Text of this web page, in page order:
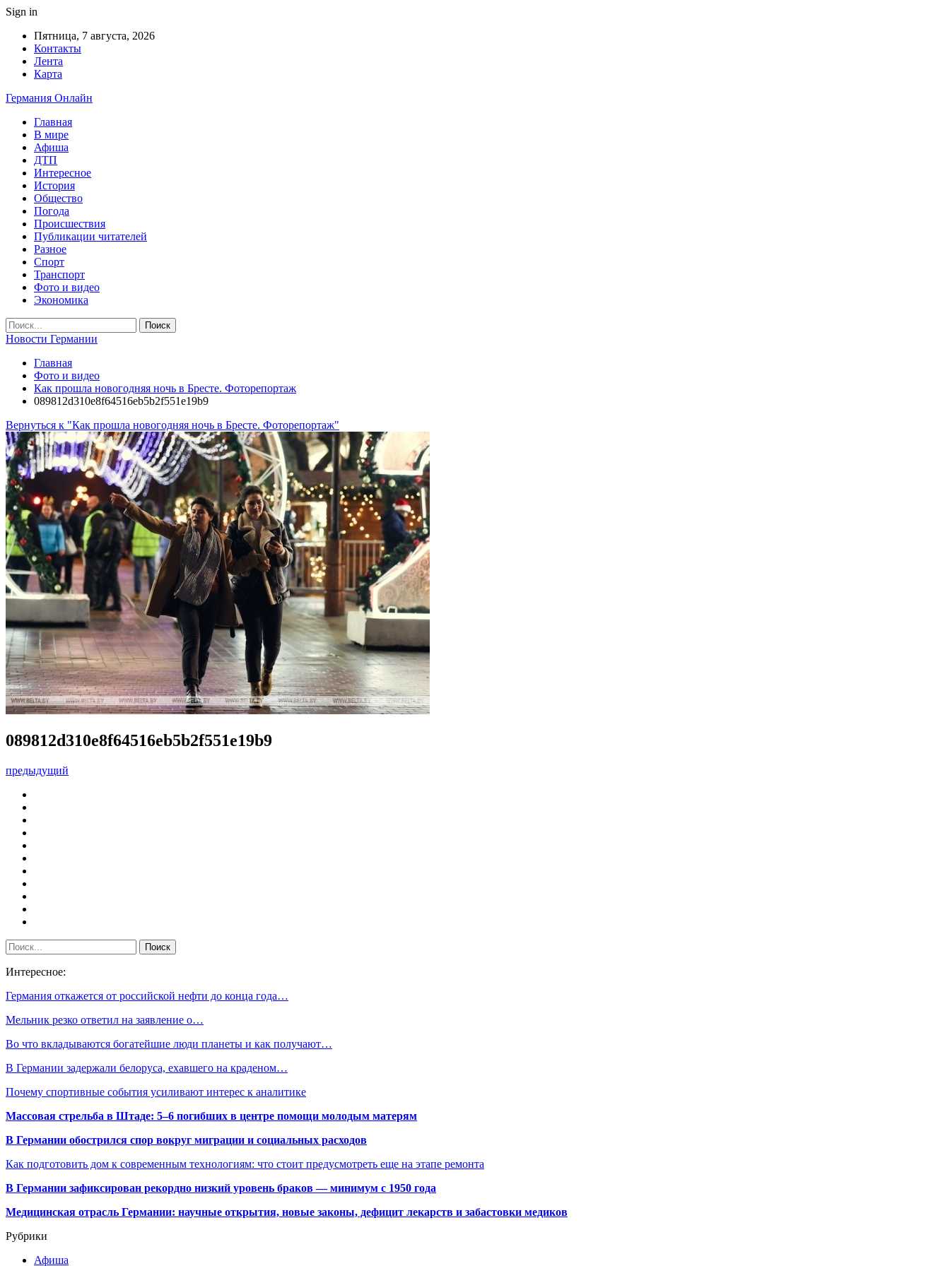
Sign in
Пятница, 7 августа, 2026
Контакты
Лента
Карта
Германия Онлайн
Главная
В мире
Афиша
ДТП
Интересное
История
Общество
Погода
Происшествия
Публикации читателей
Разное
Спорт
Транспорт
Фото и видео
Экономика
Новости Германии
Главная
Фото и видео
Как прошла новогодняя ночь в Бресте. Фоторепортаж
089812d310e8f64516eb5b2f551e19b9
Вернуться к "Как прошла новогодняя ночь в Бресте. Фоторепортаж"
089812d310e8f64516eb5b2f551e19b9
предыдущий
Интересное:
Германия откажется от российской нефти до конца года…
Мельник резко ответил на заявление о…
Во что вкладываются богатейшие люди планеты и как получают…
В Германии задержали белоруса, ехавшего на краденом…
Почему спортивные события усиливают интерес к аналитике
Массовая стрельба в Штаде: 5–6 погибших в центре помощи молодым матерям
В Германии обострился спор вокруг миграции и социальных расходов
Как подготовить дом к современным технологиям: что стоит предусмотреть еще на этапе ремонта
В Германии зафиксирован рекордно низкий уровень браков — минимум с 1950 года
Медицинская отрасль Германии: научные открытия, новые законы, дефицит лекарств и забастовки медиков
Рубрики
Афиша